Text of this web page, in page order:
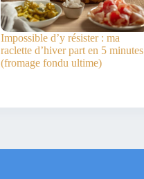
Impossible d’y résister : ma
raclette d’hiver part en 5 minutes
(fromage fondu ultime)